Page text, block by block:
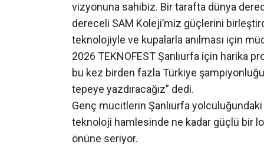
vizyonuna sahibiz. Bir tarafta dünya
dereceli SAM Koleji’miz güçlerini
teknolojiyle ve kupalarla anılması için
2026 TEKNOFEST Şanlıurfa için harika
bu kez birden fazla Türkiye
tepeye yazdıracağız” dedi.
Genç mucitlerin Şanlıurfa yolculuğundaki
teknoloji hamlesinde ne kadar güçlü bir
önüne seriyor.